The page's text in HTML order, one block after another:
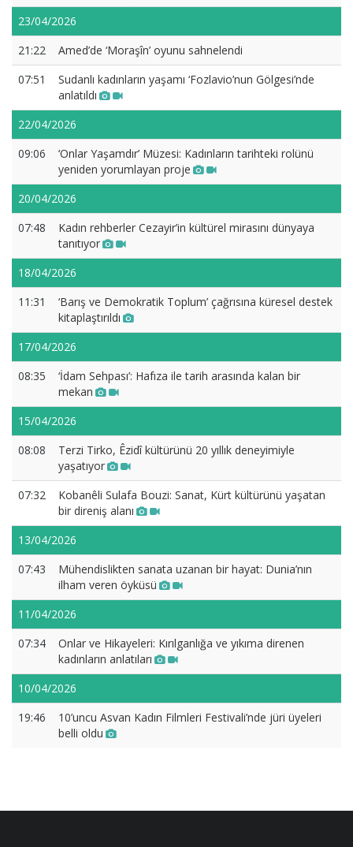
23/04/2026
21:22
Amed’de ‘Moraşîn’ oyunu sahnelendi
07:51
Sudanlı kadınların yaşamı ‘Fozlavio’nun Gölgesi’nde
anlatıldı
22/04/2026
09:06
‘Onlar Yaşamdır’ Müzesi: Kadınların tarihteki rolünü
yeniden yorumlayan proje
20/04/2026
07:48
Kadın rehberler Cezayir’in kültürel mirasını dünyaya
tanıtıyor
18/04/2026
11:31
‘Barış ve Demokratik Toplum’ çağrısına küresel destek
kitaplaştırıldı
17/04/2026
08:35
‘İdam Sehpası’: Hafıza ile tarih arasında kalan bir
mekan
15/04/2026
08:08
Terzi Tirko, Êzidî kültürünü 20 yıllık deneyimiyle
yaşatıyor
07:32
Kobanêli Sulafa Bouzi: Sanat, Kürt kültürünü yaşatan
bir direniş alanı
13/04/2026
07:43
Mühendislikten sanata uzanan bir hayat: Dunia’nın
ilham veren öyküsü
11/04/2026
07:34
Onlar ve Hikayeleri: Kırılganlığa ve yıkıma direnen
kadınların anlatıları
10/04/2026
19:46
10’uncu Asvan Kadın Filmleri Festivali’nde jüri üyeleri
belli oldu